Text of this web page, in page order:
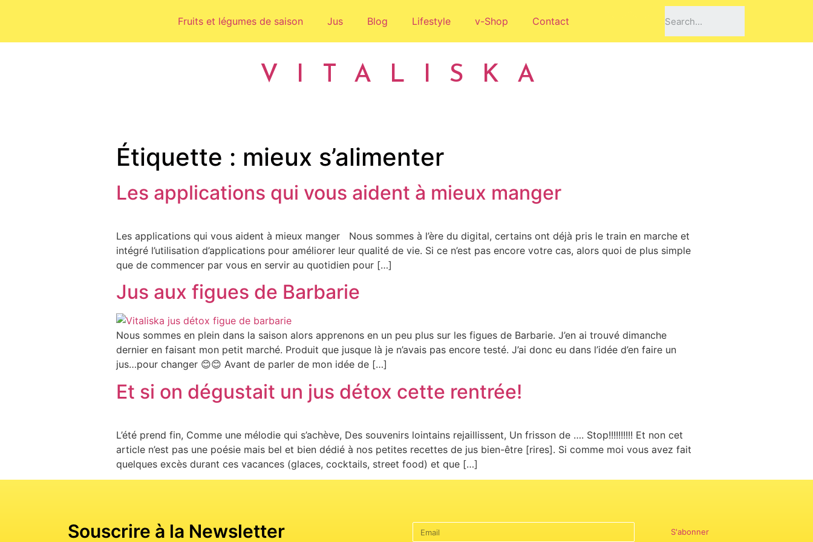
Fruits et légumes de saison Jus Blog Lifestyle v-Shop Contact
VITALISKA
Étiquette : mieux s’alimenter
Les applications qui vous aident à mieux manger
Les applications qui vous aident à mieux manger Nous sommes à l’ère du digital, certains ont déjà pris le train en marche et
intégré l’utilisation d’applications pour améliorer leur qualité de vie. Si ce n’est pas encore votre cas, alors quoi de plus simple
que de commencer par vous en servir au quotidien pour […]
Jus aux figues de Barbarie
Nous sommes en plein dans la saison alors apprenons en un peu plus sur les figues de Barbarie. J’en ai trouvé dimanche
dernier en faisant mon petit marché. Produit que jusque là je n’avais pas encore testé. J’ai donc eu dans l’idée d’en faire un
jus…pour changer 😊😊 Avant de parler de mon idée de […]
Et si on dégustait un jus détox cette rentrée!
L’été prend fin, Comme une mélodie qui s’achève, Des souvenirs lointains rejaillissent, Un frisson de …. Stop!!!!!!!!!! Et non cet
article n’est pas une poésie mais bel et bien dédié à nos petites recettes de jus bien-être [rires]. Si comme moi vous avez fait
quelques excès durant ces vacances (glaces, cocktails, street food) et que […]
Souscrire à la Newsletter S'abonner